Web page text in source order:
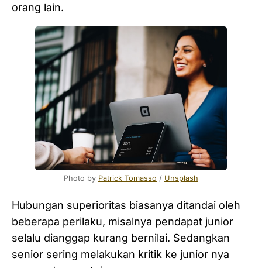
orang lain.
Photo by Patrick Tomasso / Unsplash
Hubungan superioritas biasanya ditandai oleh
beberapa perilaku, misalnya pendapat junior
selalu dianggap kurang bernilai. Sedangkan
senior sering melakukan kritik ke junior nya